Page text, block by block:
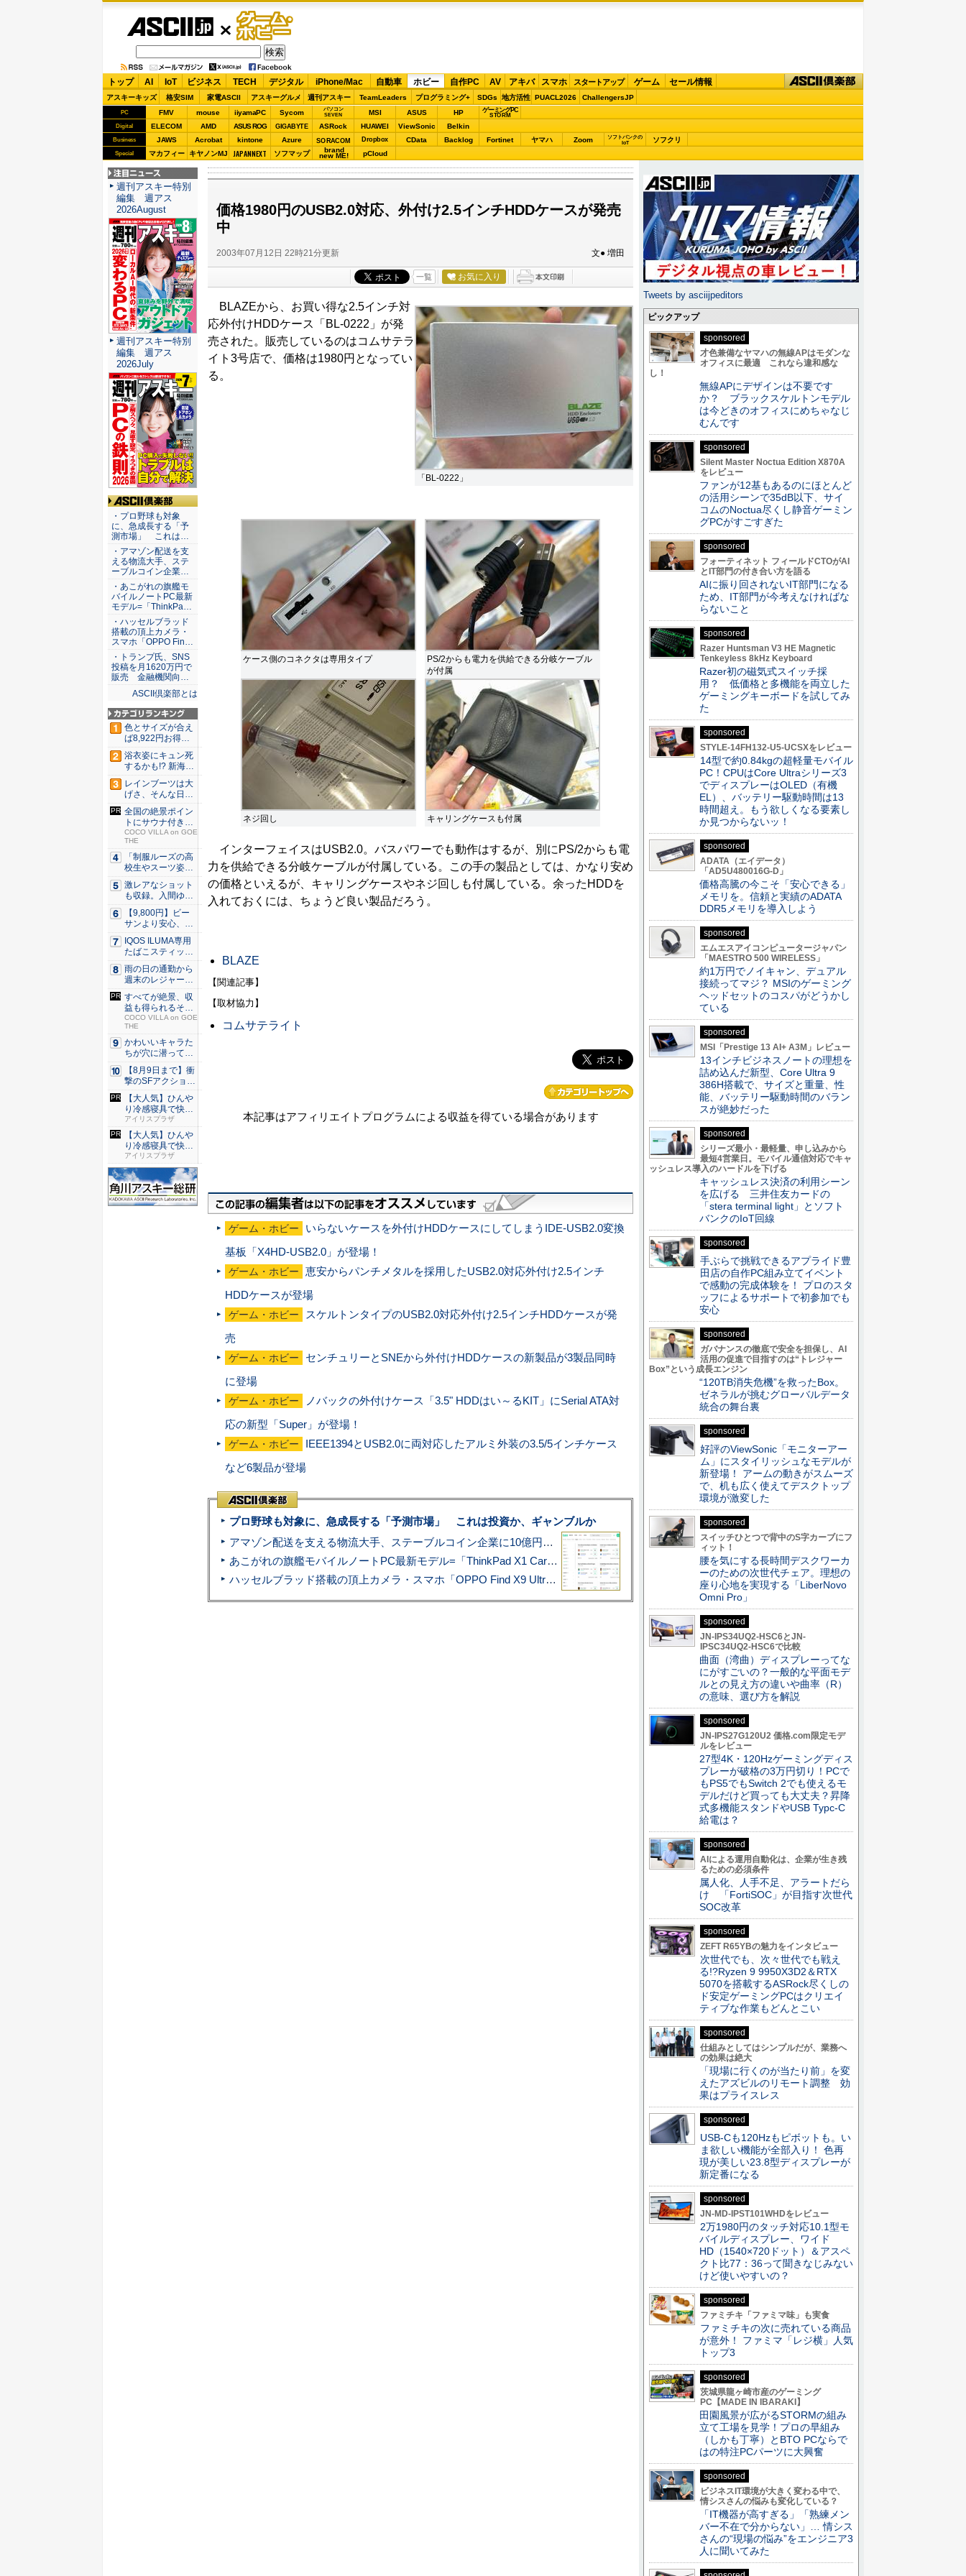
ゲーム・
ホビー
トップ AI IoT ビジネス TECH デジタル iPhone/Mac 自動車 ホビー 自作PC AV アキバ スマホ スタートアップ ゲーム セール情報
アスキーキッズ 格安SIM 家電ASCII アスキーグルメ 週刊アスキー TeamLeaders プログラミング+ SDGs 地方活性 PUACL2026 ChallengersJP
PC FMV mouse iiyamaPC Sycom
パソコン
SEVEN
MSI ASUS HP ゲーミングPC
STORM
Digital ELECOM AMD ASUS ROG GIGABYTE ASRock HUAWEI ViewSonic Belkin
Business JAWS Acrobat kintone Azure SORACOM Dropbox CData Backlog Fortinet ヤマハ Zoom
ソフトバンクの
IoT
ソフクリ
Special マカフィー キヤノンMJ JAPANNEXT ソフマップ brand
new ME! pCloud
価格1980円のUSB2.0対応、外付け2.5インチHDDケースが発売
中
2003年07月12日 22時21分更新 文● 増田
一覧 お気に入り
「BL-0222」
BLAZEから、お買い得な2.5インチ対
応外付けHDDケース「BL-0222」が発
売された。販売しているのはコムサテラ
イト3号店で、価格は1980円となってい
る。
ケース側のコネクタは専用タイプ
PS/2からも電力を供給できる分岐ケーブル
が付属
ネジ回し キャリングケースも付属
インターフェイスはUSB2.0。バスパワーでも動作はするが、別にPS/2からも電
力を供給できる分岐ケーブルが付属している。この手の製品としては、かなり安め
の価格といえるが、キャリングケースやネジ回しも付属している。余ったHDDを
入れておくには、ちょうど良い製品だろう。
BLAZE
【関連記事】
【取材協力】
コムサテライト
本記事はアフィリエイトプログラムによる収益を得ている場合があります
ゲーム・ホビー
いらないケースを外付けHDDケースにしてしまうIDE-USB2.0変換
基板「X4HD-USB2.0」が登場！
ゲーム・ホビー
恵安からパンチメタルを採用したUSB2.0対応外付け2.5インチ
HDDケースが登場
ゲーム・ホビー
スケルトンタイプのUSB2.0対応外付け2.5インチHDDケースが発
売
ゲーム・ホビー
センチュリーとSNEから外付けHDDケースの新製品が3製品同時
に登場
ゲーム・ホビー
ノバックの外付けケース「3.5" HDDはい～るKIT」にSerial ATA対
応の新型「Super」が登場！
ゲーム・ホビー
IEEE1394とUSB2.0に両対応したアルミ外装の3.5/5インチケース
など6製品が登場
プロ野球も対象に、急成長する「予測市場」 これは投資か、ギャンブルか
アマゾン配送を支える物流大手、ステーブルコイン企業に10億円投資のワケ
あこがれの旗艦モバイルノートPC最新モデル=「ThinkPad X1 Carbon Gen 14 Aura Edition」実機レビュー
ハッセルブラッド搭載の頂上カメラ・スマホ「OPPO Find X9 Ultra」実写レビュー=プロが本気で徹底撮影しました!!
注目ニュース
週刊アスキー特別
編集 週アス
2026August
週刊アスキー特別
編集 週アス
2026July
ASCII倶楽部
・プロ野球も対象
に、急成長する「予
測市場」 これは…
・アマゾン配送を支
える物流大手、ステ
ーブルコイン企業…
・あこがれの旗艦モ
バイルノートPC最新
モデル=「ThinkPa…
・ハッセルブラッド
搭載の頂上カメラ・
スマホ「OPPO Fin…
・トランプ氏、SNS
投稿を月1620万円で
販売 金融機関向…
ASCII倶楽部とは
色とサイズが合え
ば8,922円お得！
メ...
浴衣姿にキュン死
するかも!? 新海ま
きが...
レインブーツは大
げさ、そんな日
に！ ミズ...
全国の絶景ポイン
トにサウナ付きの
シェア別...
COCO VILLA on GOE
THE
「制服ルーズの高
校生やスーツ姿の
OLを演...
激レアなショット
も収録。入間ゆい
が34周...
【9,800円】ビー
サンより安心、ス
ニー...
IQOS ILUMA専用
たばこスティッ
ク...
雨の日の通勤から
週末のレジャーま
で快適！...
すべてが絶景、収
益も得られるその
仕組みと...
COCO VILLA on GOE
THE
かわいいキャラた
ちが穴に潜ってひ
どい目に...
【8月9日まで】衝
撃のSFアクション
『G...
【大人気】ひんや
り冷感寝具で快適
な睡眠を...
アイリスプラザ
【大人気】ひんや
り冷感寝具で快適
な睡眠を...
アイリスプラザ
Tweets by asciijpeditors
ピックアップ
sponsored
才色兼備なヤマハの無線APはモダンな
オフィスに最適 これなら違和感な
し！
無線APにデザインは不要です
か？ ブラックスケルトンモデル
は今どきのオフィスにめちゃなじ
むんです
sponsored
Silent Master Noctua Edition X870A
をレビュー
ファンが12基もあるのにほとんど
の活用シーンで35dB以下、サイ
コムのNoctua尽くし静音ゲーミン
グPCがすごすぎた
sponsored
フォーティネット フィールドCTOがAI
とIT部門の付き合い方を語る
AIに振り回されないIT部門になる
ため、IT部門が今考えなければな
らないこと
sponsored
Razer Huntsman V3 HE Magnetic
Tenkeyless 8kHz Keyboard
Razer初の磁気式スイッチ採
用？ 低価格と多機能を両立した
ゲーミングキーボードを試してみ
た
sponsored
STYLE-14FH132-U5-UCSXをレビュー
14型で約0.84kgの超軽量モバイル
PC！CPUはCore Ultraシリーズ3
でディスプレーはOLED（有機
EL）、バッテリー駆動時間は13
時間超え。もう欲しくなる要素し
か見つからないッ！
sponsored
ADATA（エイデータ）
「AD5U480016G-D」
価格高騰の今こそ「安心できる」
メモリを。信頼と実績のADATA
DDR5メモリを導入しよう
sponsored
エムエスアイコンピュータージャパン
「MAESTRO 500 WIRELESS」
約1万円でノイキャン、デュアル
接続ってマジ？ MSIのゲーミング
ヘッドセットのコスパがどうかし
ている
sponsored
MSI「Prestige 13 AI+ A3M」レビュー
13インチビジネスノートの理想を
詰め込んだ新型、Core Ultra 9
386H搭載で、サイズと重量、性
能、バッテリー駆動時間のバラン
スが絶妙だった
sponsored
シリーズ最小・最軽量、申し込みから
最短4営業日。モバイル通信対応でキャ
ッシュレス導入のハードルを下げる
キャッシュレス決済の利用シーン
を広げる 三井住友カードの
「stera terminal light」とソフト
バンクのIoT回線
sponsored
手ぶらで挑戦できるアプライド豊
田店の自作PC組み立てイベント
で感動の完成体験を！ プロのスタ
ッフによるサポートで初参加でも
安心
sponsored
ガバナンスの徹底で安全を担保し、AI
活用の促進で目指すのは“トレジャー
Box”という成長エンジン
“120TB消失危機”を救ったBox。
ゼネラルが挑むグローバルデータ
統合の舞台裏
sponsored
好評のViewSonic「モニターアー
ム」にスタイリッシュなモデルが
新登場！ アームの動きがスムーズ
で、机も広く使えてデスクトップ
環境が激変した
sponsored
スイッチひとつで背中のS字カーブにフ
ィット！
腰を気にする長時間デスクワーカ
ーのための次世代チェア。理想の
座り心地を実現する「LiberNovo
Omni Pro」
sponsored
JN-IPS34UQ2-HSC6とJN-
IPSC34UQ2-HSC6で比較
曲面（湾曲）ディスプレーってな
にがすごいの？一般的な平面モデ
ルとの見え方の違いや曲率（R）
の意味、選び方を解説
sponsored
JN-IPS27G120U2 価格.com限定モデ
ルをレビュー
27型4K・120Hzゲーミングディス
プレーが破格の3万円切り！PCで
もPS5でもSwitch 2でも使えるモ
デルだけど買っても大丈夫？昇降
式多機能スタンドやUSB Typc-C
給電は？
sponsored
AIによる運用自動化は、企業が生き残
るための必須条件
属人化、人手不足、アラートだら
け 「FortiSOC」が目指す次世代
SOC改革
sponsored
ZEFT R65YBの魅力をインタビュー
次世代でも、次々世代でも戦え
る!?Ryzen 9 9950X3D2＆RTX
5070を搭載するASRock尽くしの
ド安定ゲーミングPCはクリエイ
ティブな作業もどんとこい
sponsored
仕組みとしてはシンプルだが、業務へ
の効果は絶大
「現場に行くのが当たり前」を変
えたアズビルのリモート調整 効
果はプライスレス
sponsored
USB-Cも120Hzもピボットも。い
ま欲しい機能が全部入り！ 色再
現が美しい23.8型ディスプレーが
新定番になる
sponsored
JN-MD-IPST101WHDをレビュー
2万1980円のタッチ対応10.1型モ
バイルディスプレー、ワイド
HD（1540×720ドット）＆アスペ
クト比77：36って聞きなじみない
けど使いやすいの？
sponsored
ファミチキ「ファミマ味」も実食
ファミチキの次に売れている商品
が意外！ ファミマ「レジ横」人気
トップ3
sponsored
茨城県龍ヶ崎市産のゲーミング
PC【MADE IN IBARAKI】
田園風景が広がるSTORMの組み
立て工場を見学！プロの早組み
（しかも丁寧）とBTO PCならで
はの特注PCパーツに大興奮
sponsored
ビジネスIT環境が大きく変わる中で、
情シスさんの悩みも変化している？
「IT機器が高すぎる」「熟練メン
バー不在で分からない」… 情シス
さんの“現場の悩み”をエンジニア3
人に聞いてみた